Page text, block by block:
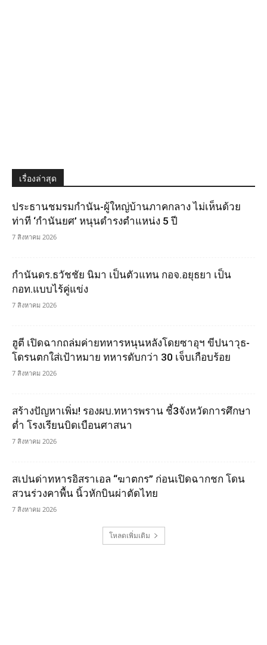
เรื่องล่าสุด
ประธานชมรมกำนัน-ผู้ใหญ่บ้านภาคกลาง ไม่เห็นด้วย
ท่าที ‘กำนันยศ’ หนุนดำรงตำแหน่ง 5 ปี
7 สิงหาคม 2026
กำนันดร.ธวัชชัย นิมา เป็นตัวแทน กอจ.อยุธยา เป็น
กอท.แบบไร้คู่แข่ง
7 สิงหาคม 2026
ฮูตี เปิดฉากถล่มค่ายทหารหนุนหลังโดยซาอุฯ ขีปนาวุธ-
โดรนตกใส่เป้าหมาย ทหารดับกว่า 30 เจ็บเกือบร้อย
7 สิงหาคม 2026
สร้างปัญหาเพิ่ม! รองผบ.ทหารพราน ชี้3จังหวัดการศึกษา
ต่ำ โรงเรียนบิดเบือนศาสนา
7 สิงหาคม 2026
สเปนด่าทหารอิสราเอล “ฆาตกร” ก่อนเปิดฉากชก โดน
สวนร่วงคาพื้น นิ้วหักบินผ่าตัดไทย
7 สิงหาคม 2026
โหลดเพิ่มเติม